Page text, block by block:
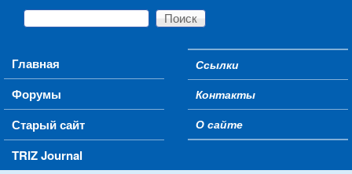
Форма поиска
Поиск
Main menu
Главная
Форумы
Старый сайт
TRIZ Journal
Secondary menu
Ссылки
Контакты
О сайте